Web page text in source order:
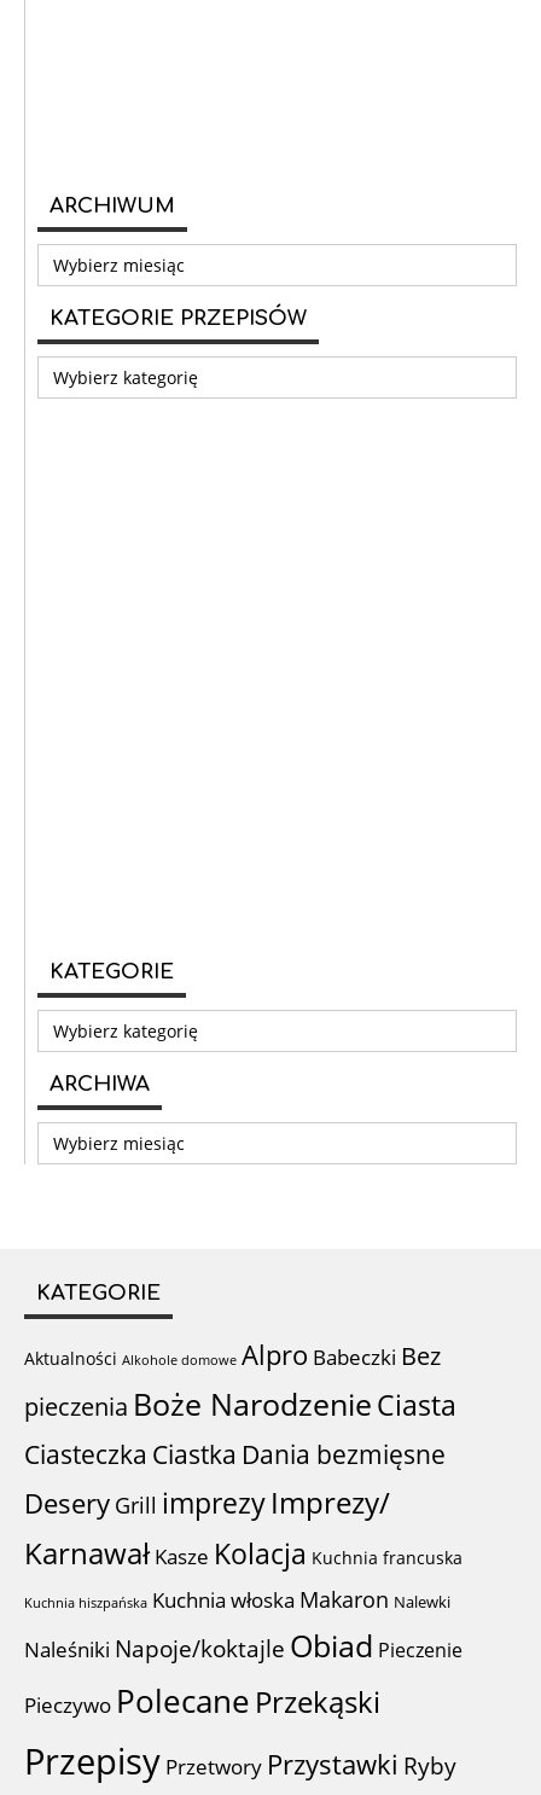
ARCHIWUM
Archiwum
KATEGORIE PRZEPISÓW
Kategorie
przepisów
KATEGORIE
Kategorie
ARCHIWA
Archiwa
KATEGORIE
Aktualności Alkohole domowe Alpro Babeczki Bez
pieczenia Boże NarodzenieCiasta
Ciasteczka Ciastka Dania bezmięsne
Desery Grill imprezyImprezy/
Karnawał Kasze Kolacja Kuchnia francuska
Kuchnia hiszpańska Kuchnia włoska Makaron Nalewki
Naleśniki Napoje/koktajle Obiad Pieczenie
Pieczywo Polecane Przekąski
Przepisy Przetwory Przystawki Ryby